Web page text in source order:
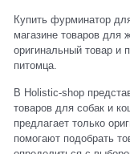
Купить фурминатор
магазине товаров для
оригинальный товар и
питомца.
В Holistic-shop
товаров для собак и
предлагает только
помогают подобрать